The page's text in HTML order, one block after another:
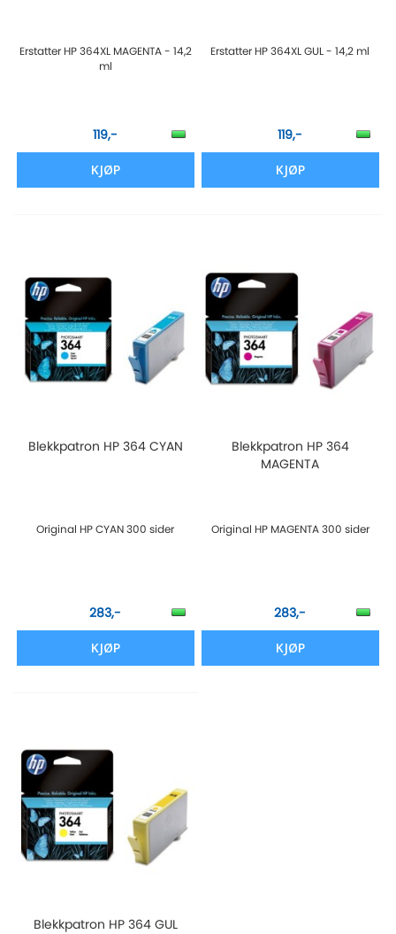
Erstatter HP 364XL MAGENTA - 14,2
ml
119,-
KJØP
Erstatter HP 364XL GUL - 14,2 ml
119,-
KJØP
Blekkpatron HP 364 CYAN
Original HP CYAN 300 sider
283,-
KJØP
Blekkpatron HP 364
MAGENTA
Original HP MAGENTA 300 sider
283,-
KJØP
Blekkpatron HP 364 GUL